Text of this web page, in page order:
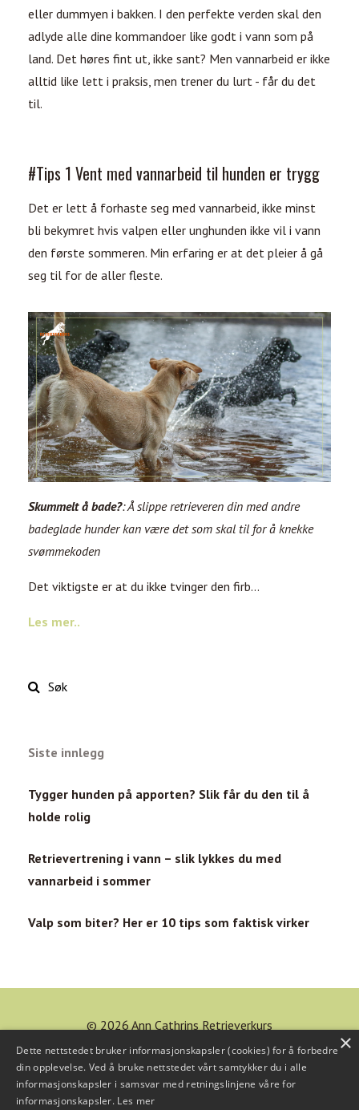
eller dummyen i bakken. I den perfekte verden skal den
adlyde alle dine kommandoer like godt i vann som på
land. Det høres fint ut, ikke sant? Men vannarbeid er ikke
alltid like lett i praksis, men trener du lurt - får du det
til.
#Tips 1 Vent med vannarbeid til hunden er trygg
Det er lett å forhaste seg med vannarbeid, ikke minst
bli bekymret hvis valpen eller unghunden ikke vil i vann
den første sommeren. Min erfaring er at det pleier å gå
seg til for de aller fleste.
Skummelt å bade?: Å slippe retrieveren din med andre
badeglade hunder kan være det som skal til for å knekke
svømmekoden
Det viktigste er at du ikke tvinger den firb...
Les mer..
Siste innlegg
Tygger hunden på apporten? Slik får du den til å
holde rolig
Retrievertrening i vann – slik lykkes du med
vannarbeid i sommer
Valp som biter? Her er 10 tips som faktisk virker
© 2026 Ann Cathrins Retrieverkurs
Powered by Kajabi
Personvernerklæring
×
Dette nettstedet bruker informasjonskapsler (cookies) for å forbedre
din opplevelse. Ved å bruke nettstedet vårt samtykker du i alle
informasjonskapsler i samsvar med retningslinjene våre for
informasjonskapsler. Les mer